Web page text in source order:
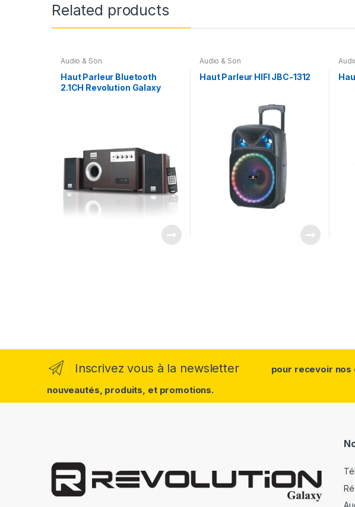
Related products
Audio & Son
Haut Parleur Bluetooth
2.1CH Revolution Galaxy
Audio & Son
Haut Parleur HIFI JBC-1312
Inscrivez vous à la newsletter
pour recevoir nos
nouveautés, produits, et promotions.